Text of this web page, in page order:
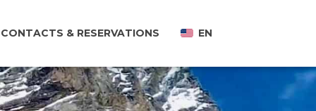
CONTACTS & RESERVATIONS EN